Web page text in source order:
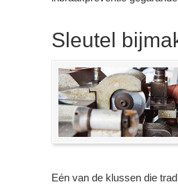
Sleutel
Eén van de klussen die